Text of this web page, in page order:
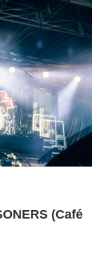
(Café